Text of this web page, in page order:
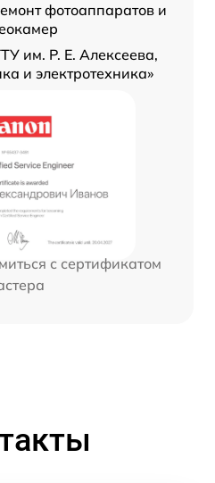
фотоаппаратов и
им. Р. Е. Алексеева,
и электротехника»
с сертификатом